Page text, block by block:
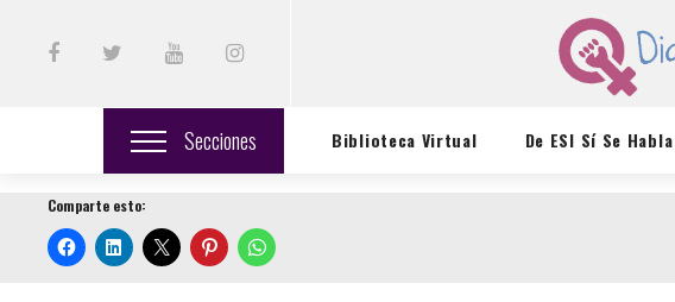
Secciones Biblioteca Virtual De ESI Sí Se Habla
Comparte esto: